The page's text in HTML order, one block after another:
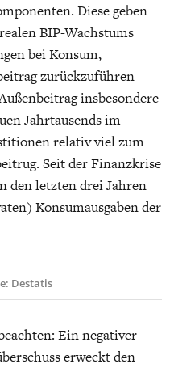
Diese geben
BIP-Wachstums
bei Konsum,
zurückzuführen
insbesondere
Jahrtausends im
relativ viel zum
Seit der Finanzkrise
den letzten drei Jahren
Konsumausgaben der
Destatis
Ein negativer
erweckt den